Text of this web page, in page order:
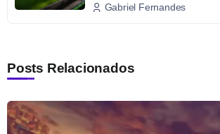
Gabriel Fernandes
Posts Relacionados